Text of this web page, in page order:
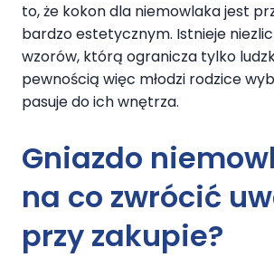
to, że kokon dla niemowlaka jest
bardzo estetycznym. Istnieje
wzorów, którą ogranicza tylko
pewnością więc młodzi rodzice
pasuje do ich wnętrza.
Gniazdo
na co zwrócić
przy zakupie?